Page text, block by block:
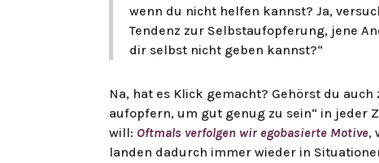
wenn du nicht helfen kannst? Ja,
Tendenz zur Selbstaufopferung, jene
dir selbst nicht geben kannst?“
Na, hat es Klick gemacht? Gehörst du
aufopfern, um gut genug zu sein“ in jeder
will: Oftmals verfolgen wir egobasierte Motive,
landen dadurch immer wieder in